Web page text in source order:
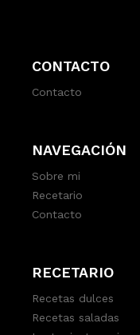
CONTACTO
Contacto
NAVEGACIÓN
Sobre mi
Recetario
Contacto
RECETARIO
Recetas dulces
Recetas saladas